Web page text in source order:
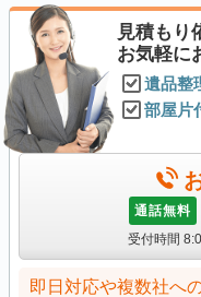
見積もり
お気軽に
遺品整
部屋片
通話無料
受付時間
即日対応や複数社へ